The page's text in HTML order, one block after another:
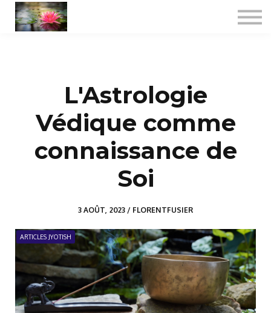
Formations certifiantes
Se connecter
L'Astrologie
Védique comme
connaissance de
Soi
3 AOÛT, 2023 / FLORENTFUSIER
ARTICLES JYOTISH